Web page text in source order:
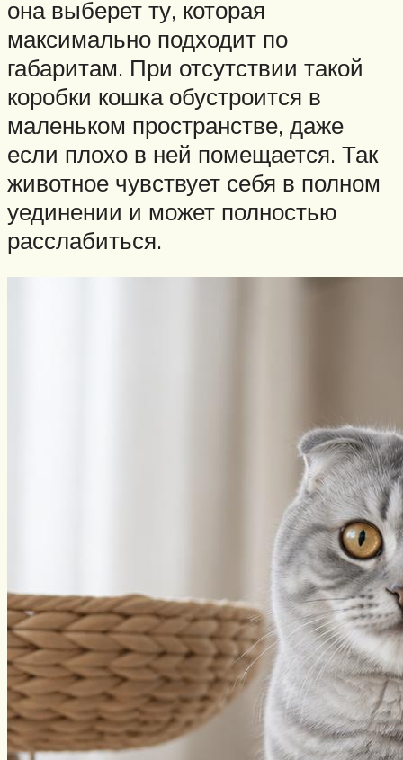
она выберет ту, которая
максимально подходит по
габаритам. При отсутствии такой
коробки кошка обустроится в
маленьком пространстве, даже
если плохо в ней помещается. Так
животное чувствует себя в полном
уединении и может полностью
расслабиться.